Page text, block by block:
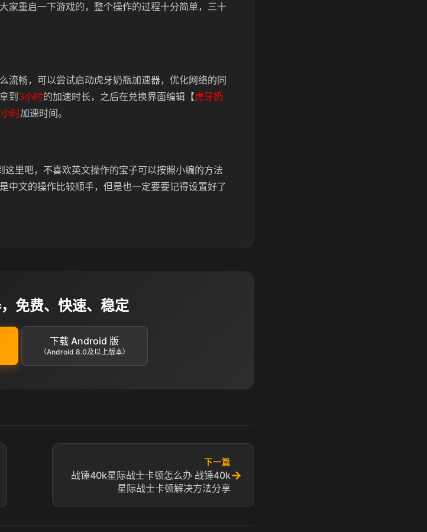
家重启一下游戏的，整个操作的过程十分简单，三十
流畅，可以尝试启动虎牙奶瓶加速器，优化网络的同
到 3小时的加速时长，之后在兑换界面编辑【虎牙奶
时加速时间。
里吧，不喜欢英文操作的宝子可以按照小编的方法
中文的操作比较顺手，但是也一定要要记得设置好了
免费、快速、稳定
下载 Android 版
（Android 8.0及以上版本）
下一篇
战锤40k星际战士卡顿怎么办 战锤40k
星际战士卡顿解决方法分享
→